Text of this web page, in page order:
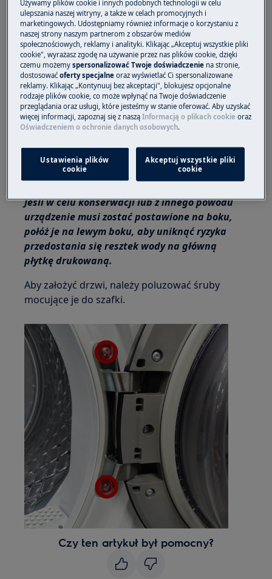
Platforma ta nie jest wyposażona w
włącznik/wyłącznik.
Zanim uzyskasz dostęp do podzespołów
wewnętrznych, wyjmij wtyczkę z gniazdka, aby
odłączyć zasilanie.
Niektóre elementy części mechanicznej mogą
spowodować obrażenia, dlatego należy nosić
Zawsze opróżnij urządzenie z całej wody przed
położeniem go na boku.
Jeśli w celu konserwacji lub z innego powodu
urządzenie musi zostać postawione na boku,
połóż je na lewym boku, aby uniknąć ryzyka
przedostania się resztek wody na główną
płytkę drukowaną.
Aby założyć drzwi, należy poluzować śruby
mocujące je do szafki.
Czy ten artykuł był pomocny?
Używamy plików cookie i innych podobnych technologii w celu
ulepszania naszej witryny, a także w celach promocyjnych i
marketingowych. Udostępniamy również informacje o korzystaniu z
naszej strony naszym partnerom z obszarów mediów
społecznościowych, reklamy i analityki. Klikając „Akceptuj wszystkie pliki
cookie", wyrażasz zgodę na używanie przez nas plików cookie, dzięki
czemu możemyspersonalizować Twoje doświadczenie na stronie,
dostosowaćoferty specjalne oraz wyświetlać Ci spersonalizowane
reklamy. Klikając „Kontynuuj bez akceptacji", blokujesz opcjonalne
rodzaje plików cookie, co może wpłynąć na Twoje doświadczenie
przeglądania oraz usługi, które jesteśmy w stanie oferować. Aby uzyskać
więcej informacji, zapoznaj się z nasząInformacją o plikach cookie oraz
Oświadczeniem o ochronie danych osobowych.
Ustawienia plików
cookie
Akceptuj wszystkie pliki
cookie